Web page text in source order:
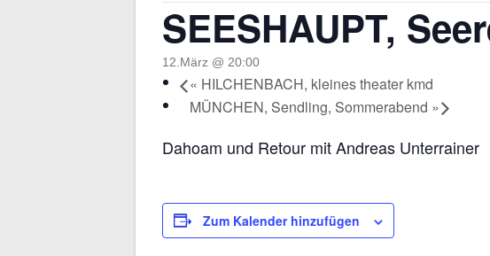
SEESHAUPT,
12.März @ 20:00
« HILCHENBACH, kleines theater kmd
MÜNCHEN, Sendling, Sommerabend »
Dahoam und Retour mit Andreas Unterrainer
Zum Kalender hinzufügen